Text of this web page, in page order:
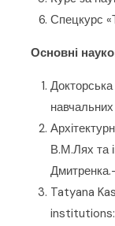
Спецкурс
Основні
Докторська
В.М.Лях та
Tatyana
institutions: